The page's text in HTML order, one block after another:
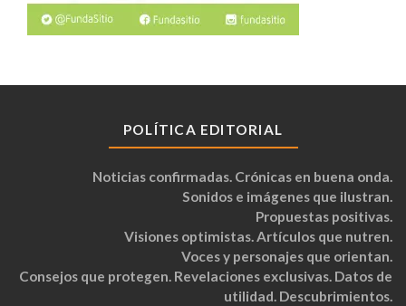
POLÍTICA EDITORIAL
Noticias confirmadas. Crónicas en buena onda.
Sonidos e imágenes que ilustran.
Propuestas positivas.
Visiones optimistas. Artículos que nutren.
Voces y personajes que orientan.
Consejos que protegen. Revelaciones exclusivas. Datos de
utilidad. Descubrimientos.